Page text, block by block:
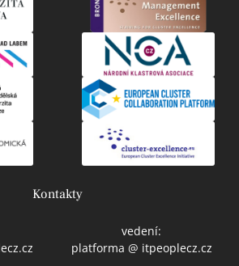
Kontakty
vedení:
platforma @ itpeoplecz.cz